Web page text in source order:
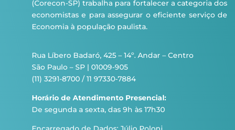
(Corecon-SP) trabalha para fortalecer a categoria dos
economistas e para assegurar o eficiente serviço de
Economia à população paulista.
Rua Líbero Badaró, 425 – 14º. Andar – Centro
São Paulo – SP | 01009-905
(11) 3291-8700 / 11 97330-7884
Horário de Atendimento Presencial:
De segunda a sexta, das 9h às 17h30